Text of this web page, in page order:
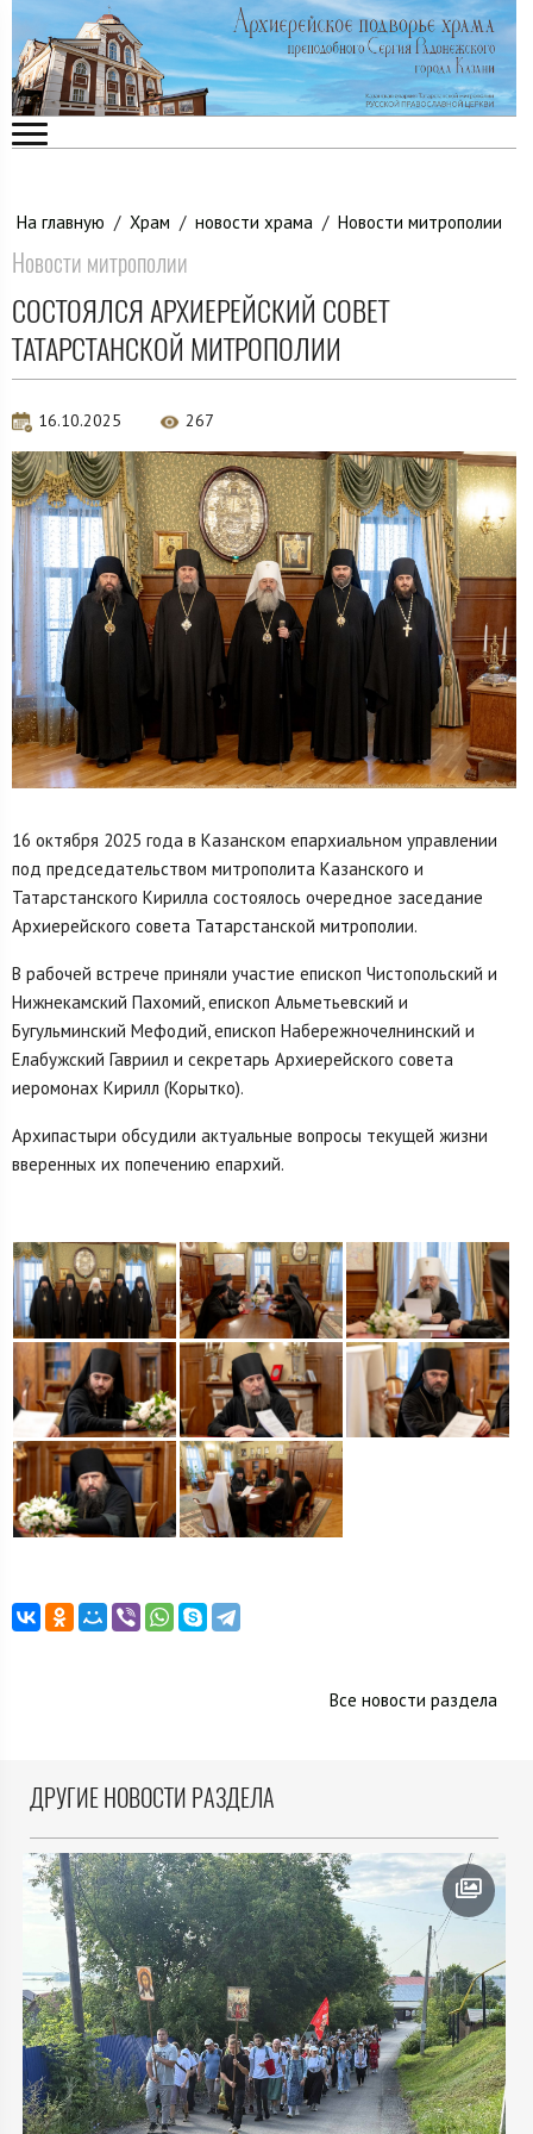
На главную / Храм / новости храма / Новости митрополии
Новости митрополии
СОСТОЯЛСЯ АРХИЕРЕЙСКИЙ СОВЕТ
ТАТАРСТАНСКОЙ МИТРОПОЛИИ
16.10.2025 267
16 октября 2025 года в Казанском епархиальном управлении
под председательством митрополита Казанского и
Татарстанского Кирилла состоялось очередное заседание
Архиерейского совета Татарстанской митрополии.
В рабочей встрече приняли участие епископ Чистопольский и
Нижнекамский Пахомий, епископ Альметьевский и
Бугульминский Мефодий, епископ Набережночелнинский и
Елабужский Гавриил и секретарь Архиерейского совета
иеромонах Кирилл (Корытко).
Архипастыри обсудили актуальные вопросы текущей жизни
вверенных их попечению епархий.
Все новости раздела
ДРУГИЕ НОВОСТИ РАЗДЕЛА